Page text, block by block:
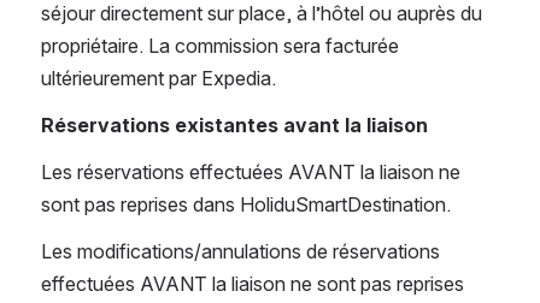
séjour directement sur place, à l’hôtel ou auprès du
propriétaire. La commission sera facturée
ultérieurement par Expedia.
Réservations existantes avant la liaison
Les réservations effectuées AVANT la liaison ne
sont pas reprises dans HoliduSmartDestination.
Les modifications/annulations de réservations
effectuées AVANT la liaison ne sont pas reprises